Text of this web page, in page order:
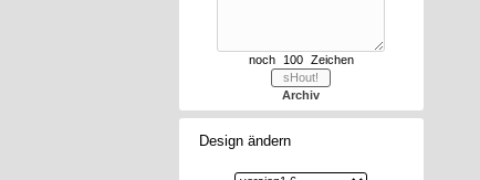
noch Zeichen
Archiv
Design ändern